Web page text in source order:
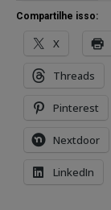
Compartilhe isso:
X
Threads
Pinterest
Nextdoor
LinkedIn